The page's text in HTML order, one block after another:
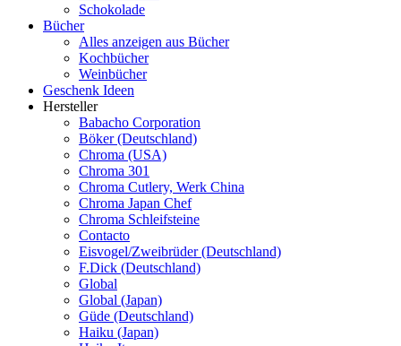
Schokolade
Bücher
Alles anzeigen aus Bücher
Kochbücher
Weinbücher
Geschenk Ideen
Hersteller
Babacho Corporation
Böker (Deutschland)
Chroma (USA)
Chroma 301
Chroma Cutlery, Werk China
Chroma Japan Chef
Chroma Schleifsteine
Contacto
Eisvogel/Zweibrüder (Deutschland)
F.Dick (Deutschland)
Global
Global (Japan)
Güde (Deutschland)
Haiku (Japan)